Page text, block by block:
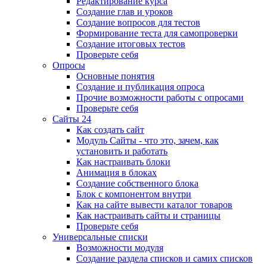
Создание глав и уроков
Создание вопросов для тестов
Формирование теста для самопроверки
Создание итоговых тестов
Проверьте себя
Опросы
Основные понятия
Создание и публикация опроса
Прочие возможности работы с опросами
Проверьте себя
Сайты 24
Как создать сайт
Модуль Сайты - что это, зачем, как
установить и работать
Как настраивать блоки
Анимация в блоках
Создание собственного блока
Блок с компонентом внутри
Как на сайте вывести каталог товаров
Как настраивать сайты и страницы
Проверьте себя
Универсальные списки
Возможности модуля
Создание раздела списков и самих списков